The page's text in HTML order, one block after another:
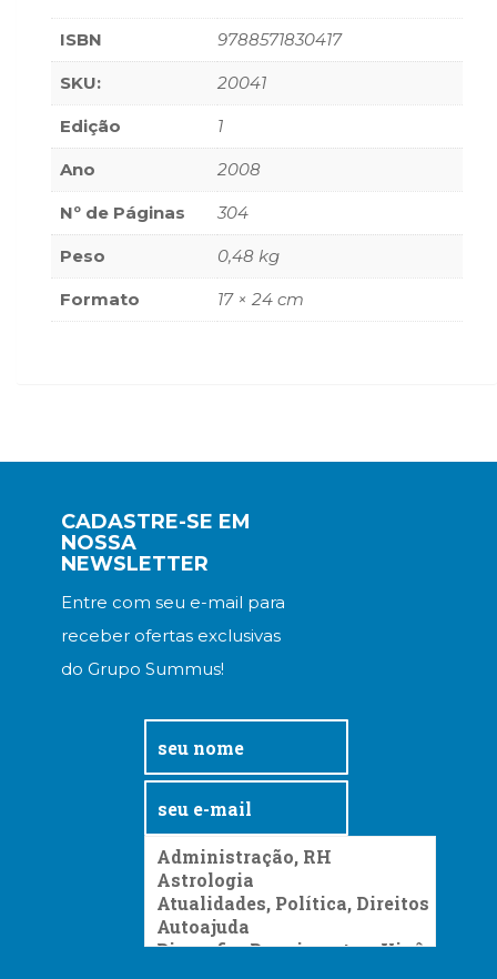
(33)
Puericultura
Rádio
(8)
Relações
Públicas
e
Comunicação
Empresarial
(31)
Religião,
categoria
Televisão
(22)
Temas
(30)
Terapia
(21)
ISBN 9788571830417
SKU: 20041
Edição 1
Ano 2008
Nº de Páginas 304
Peso 0,48 kg
Formato 17 × 24 cm
CADASTRE-SE EM
NOSSA
NEWSLETTER
Entre com seu e-mail para
receber ofertas exclusivas
do Grupo Summus!